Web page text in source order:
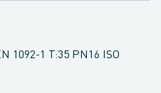
1092-1 T:35 PN16 ISO